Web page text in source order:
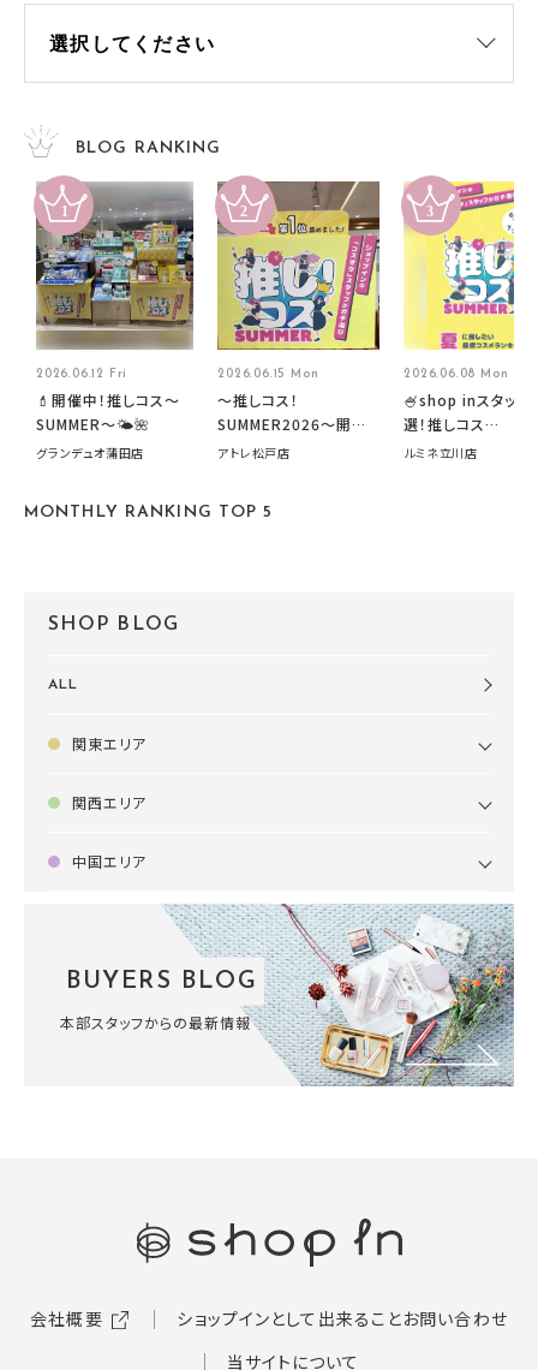
BLOG RANKING
2026.06.12 Fri
💄開催中！推しコス〜
SUMMER〜🌤️🌺
グランデュオ蒲田店
2026.06.15 Mon
～推しコス！
SUMMER2026～開催
中です！
アトレ松戸店
2026.06.08 Mon
🍧shop inスタッフ
選！推しコス
summer2026開催
ルミネ立川店
MONTHLY RANKING TOP 5
SHOP BLOG
ALL
関東エリア
関西エリア
中国エリア
BUYERS BLOG
本部スタッフからの最新情報
会社概要 ショップインとして出来ることお問い合わせ
当サイトについて